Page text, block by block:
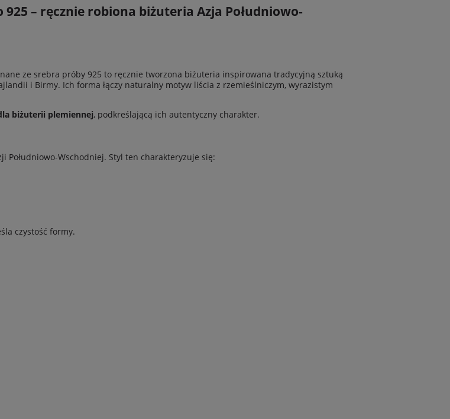
– ręcznie robiona biżuteria Azja Południowo-
ze srebra próby 925 to ręcznie tworzona biżuteria inspirowana tradycyjną sztuką
i Birmy. Ich forma łączy naturalny motyw liścia z rzemieślniczym, wyrazistym
biżuterii plemiennej, podkreślającą ich autentyczny charakter.
Wschodniej. Styl ten charakteryzuje się:
czystość formy.